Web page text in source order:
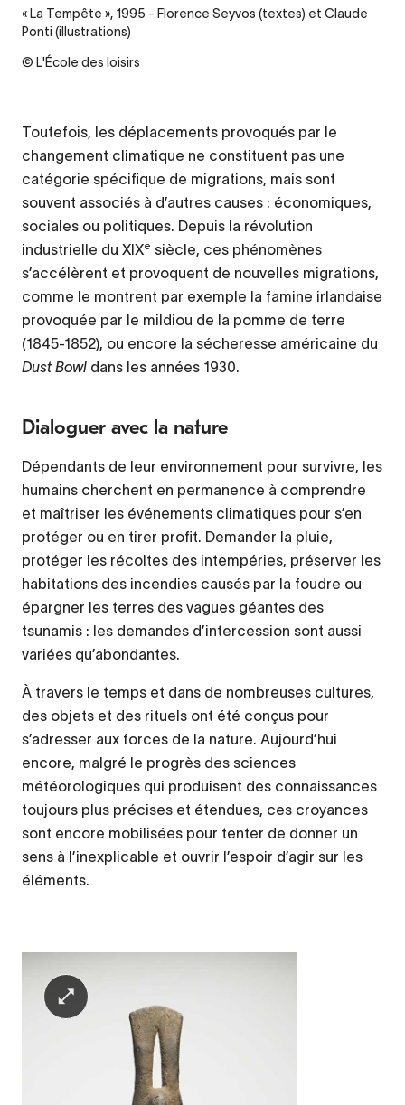
« La Tempête », 1995 - Florence Seyvos (textes) et Claude
Ponti (illustrations)
© L'École des loisirs
Toutefois, les déplacements provoqués par le
changement climatique ne constituent pas une
catégorie spécifique de migrations, mais sont
souvent associés à d’autres causes : économiques,
sociales ou politiques. Depuis la révolution
industrielle du XIXe siècle, ces phénomènes
s’accélèrent et provoquent de nouvelles migrations,
comme le montrent par exemple la famine irlandaise
provoquée par le mildiou de la pomme de terre
(1845-1852), ou encore la sécheresse américaine du
Dust Bowl dans les années 1930.
Dialoguer avec la nature
Dépendants de leur environnement pour survivre, les
humains cherchent en permanence à comprendre
et maîtriser les événements climatiques pour s’en
protéger ou en tirer profit. Demander la pluie,
protéger les récoltes des intempéries, préserver les
habitations des incendies causés par la foudre ou
épargner les terres des vagues géantes des
tsunamis : les demandes d’intercession sont aussi
variées qu’abondantes.
À travers le temps et dans de nombreuses cultures,
des objets et des rituels ont été conçus pour
s’adresser aux forces de la nature. Aujourd’hui
encore, malgré le progrès des sciences
météorologiques qui produisent des connaissances
toujours plus précises et étendues, ces croyances
sont encore mobilisées pour tenter de donner un
sens à l’inexplicable et ouvrir l’espoir d’agir sur les
éléments.